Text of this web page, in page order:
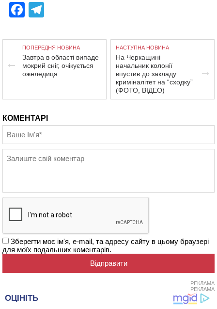
Facebook
ПОПЕРЕДНЯ НОВИНА
Завтра в області випаде
мокрий сніг, очікується
ожеледиця
НАСТУПНА НОВИНА
На Черкащині
начальник колонії
впустив до закладу
криміналітет на “сходку”
(ФОТО, ВІДЕО)
КОМЕНТАРІ
Зберегти моє ім'я, e-mail, та адресу сайту в цьому браузері
для моїх подальших коментарів.
РЕКЛАМА
РЕКЛАМА